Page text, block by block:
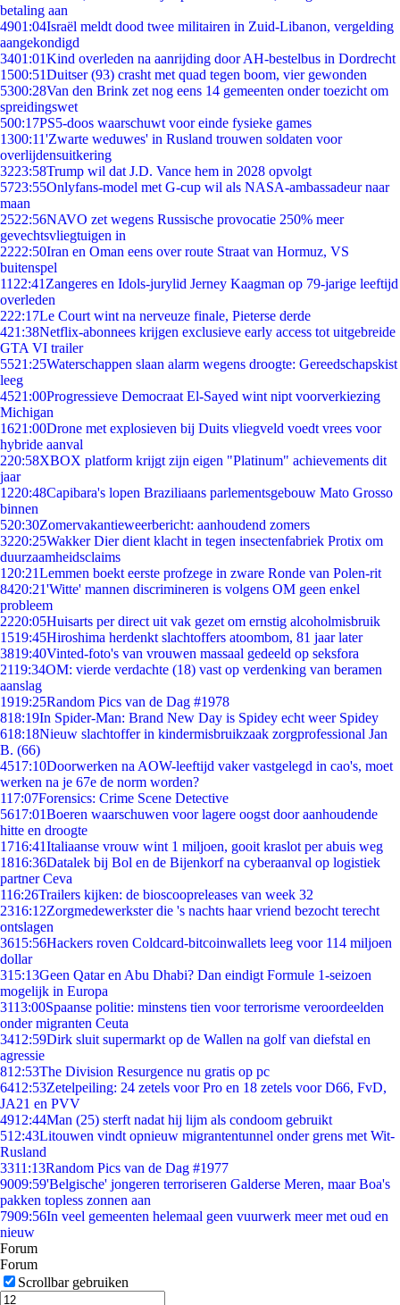
betaling aan
4901:04Israël meldt dood twee militairen in Zuid-Libanon, vergelding
aangekondigd
3401:01Kind overleden na aanrijding door AH-bestelbus in Dordrecht
1500:51Duitser (93) crasht met quad tegen boom, vier gewonden
5300:28Van den Brink zet nog eens 14 gemeenten onder toezicht om
spreidingswet
500:17PS5-doos waarschuwt voor einde fysieke games
1300:11'Zwarte weduwes' in Rusland trouwen soldaten voor
overlijdensuitkering
3223:58Trump wil dat J.D. Vance hem in 2028 opvolgt
5723:55Onlyfans-model met G-cup wil als NASA-ambassadeur naar
maan
2522:56NAVO zet wegens Russische provocatie 250% meer
gevechtsvliegtuigen in
2222:50Iran en Oman eens over route Straat van Hormuz, VS
buitenspel
11 22:41 Zangeres en Idols-jurylid Jerney Kaagman op 79-jarige leeftijd
overleden
222:17Le Court wint na nerveuze finale, Pieterse derde
421:38Netflix-abonnees krijgen exclusieve early access tot uitgebreide
GTA VI trailer
5521:25Waterschappen slaan alarm wegens droogte: Gereedschapskist
leeg
4521:00Progressieve Democraat El-Sayed wint nipt voorverkiezing
Michigan
1621:00Drone met explosieven bij Duits vliegveld voedt vrees voor
hybride aanval
220:58XBOX platform krijgt zijn eigen "Platinum" achievements dit
jaar
1220:48Capibara's lopen Braziliaans parlementsgebouw Mato Grosso
binnen
520:30Zomervakantieweerbericht: aanhoudend zomers
3220:25Wakker Dier dient klacht in tegen insectenfabriek Protix om
duurzaamheidsclaims
1 20:21Lemmen boekt eerste profzege in zware Ronde van Polen-rit
8420:21'Witte' mannen discrimineren is volgens OM geen enkel
probleem
2220:05Huisarts per direct uit vak gezet om ernstig alcoholmisbruik
1519:45Hiroshima herdenkt slachtoffers atoombom, 81 jaar later
3819:40Vinted-foto's van vrouwen massaal gedeeld op seksfora
2119:34OM: vierde verdachte (18) vast op verdenking van beramen
aanslag
1919:25Random Pics van de Dag #1978
818:19In Spider-Man: Brand New Day is Spidey echt weer Spidey
618:18Nieuw slachtoffer in kindermisbruikzaak zorgprofessional Jan
B. (66)
4517:10Doorwerken na AOW-leeftijd vaker vastgelegd in cao's, moet
werken na je 67e de norm worden?
117:07Forensics: Crime Scene Detective
5617:01Boeren waarschuwen voor lagere oogst door aanhoudende
hitte en droogte
1716:41Italiaanse vrouw wint 1 miljoen, gooit kraslot per abuis weg
1816:36Datalek bij Bol en de Bijenkorf na cyberaanval op logistiek
partner Ceva
116:26Trailers kijken: de bioscoopreleases van week 32
2316:12Zorgmedewerkster die 's nachts haar vriend bezocht terecht
ontslagen
3615:56Hackers roven Coldcard-bitcoinwallets leeg voor 114 miljoen
dollar
315:13Geen Qatar en Abu Dhabi? Dan eindigt Formule 1-seizoen
mogelijk in Europa
3113:00Spaanse politie: minstens tien voor terrorisme veroordeelden
onder migranten Ceuta
3412:59Dirk sluit supermarkt op de Wallen na golf van diefstal en
agressie
812:53The Division Resurgence nu gratis op pc
6412:53Zetelpeiling: 24 zetels voor Pro en 18 zetels voor D66, FvD,
JA21 en PVV
4912:44Man (25) sterft nadat hij lijm als condoom gebruikt
512:43Litouwen vindt opnieuw migrantentunnel onder grens met Wit-
Rusland
3311:13Random Pics van de Dag #1977
9009:59'Belgische' jongeren terroriseren Galderse Meren, maar Boa's
pakken topless zonnen aan
7909:56In veel gemeenten helemaal geen vuurwerk meer met oud en
nieuw
Forum
Forum
Scrollbar gebruiken